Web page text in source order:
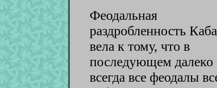
Феодальная
раздробленность
вела к тому, что в
последующем далеко
всегда все феодалы